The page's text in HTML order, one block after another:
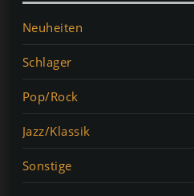
Neuheiten
Schlager
Pop/Rock
Jazz/Klassik
Sonstige